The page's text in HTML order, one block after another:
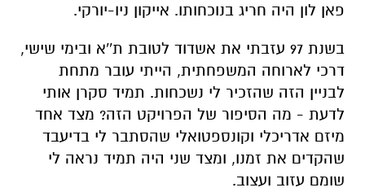
פאן לון היה חריג בנוכחותו. אייקון ניו-יורקי.
בשנת 97 עזבתי את אשדוד לטובת ת''א ובימי שישי,
דרכי לארוחה המשפחתית, הייתי עובר מתחת
לבניין הזה שהזכיר לי נשכחות. תמיד סקרן אותי
לדעת - מה הסיפור של הפרויקט הזה? מצד אחד
מיזם אדריכלי וקונספטואלי שהסתבר לי בדיעבד
שהקדים את זמנו, ומצד שני היה תמיד נראה לי
שומם עזוב ועצוב.